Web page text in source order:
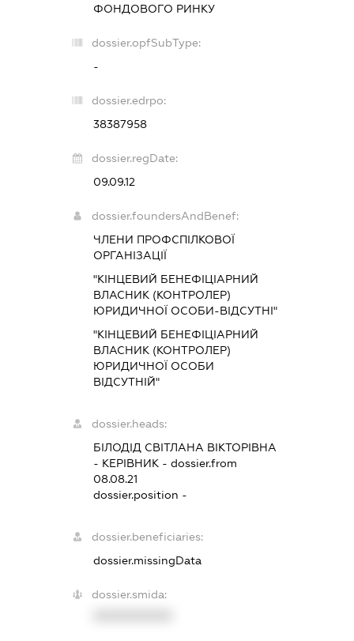
ФОНДОВОГО РИНКУ
dossier.opfSubType:
-
dossier.edrpo:
38387958
dossier.regDate:
09.09.12
dossier.foundersAndBenef:
ЧЛЕНИ ПРОФСПІЛКОВОЇ
ОРГАНІЗАЦІЇ
"КІНЦЕВИЙ БЕНЕФІЦІАРНИЙ
ВЛАСНИК (КОНТРОЛЕР)
ЮРИДИЧНОЇ ОСОБИ-ВІДСУТНІ"
"КІНЦЕВИЙ БЕНЕФІЦІАРНИЙ
ВЛАСНИК (КОНТРОЛЕР)
ЮРИДИЧНОЇ ОСОБИ
ВІДСУТНІЙ"
dossier.heads:
БІЛОДІД СВІТЛАНА ВІКТОРІВНА
- КЕРІВНИК - dossier.from
08.08.21
dossier.position -
dossier.beneficiaries:
dossier.missingData
dossier.smida: